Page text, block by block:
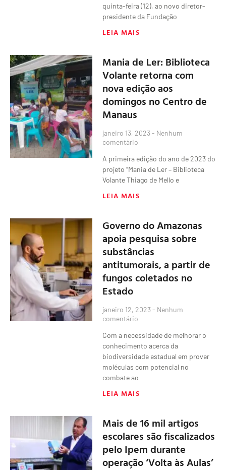
quinta-feira (12), ao novo diretor-
presidente da Fundação
LEIA MAIS
Mania de Ler: Biblioteca
Volante retorna com
nova edição aos
domingos no Centro de
Manaus
janeiro 13, 2023 Nenhum
comentário
A primeira edição do ano de 2023 do
projeto “Mania de Ler – Biblioteca
Volante Thiago de Mello e
LEIA MAIS
Governo do Amazonas
apoia pesquisa sobre
substâncias
antitumorais, a partir de
fungos coletados no
Estado
janeiro 12, 2023 Nenhum
comentário
Com a necessidade de melhorar o
conhecimento acerca da
biodiversidade estadual em prover
moléculas com potencial no
combate ao
LEIA MAIS
Mais de 16 mil artigos
escolares são fiscalizados
pelo Ipem durante
operação ‘Volta às Aulas’